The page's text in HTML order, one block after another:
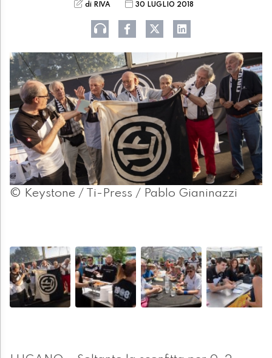
di RIVA 30 LUGLIO 2018
© Keystone / Ti-Press / Pablo Gianinazzi